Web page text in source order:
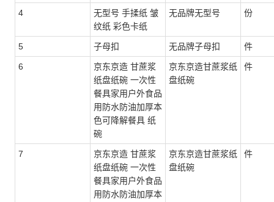
4
无型号 手揉纸 皱
纹纸 彩色卡纸
无品牌无型号 份
5 子母扣 无品牌子母扣 件
6
京东京造 甘蔗浆
纸盘纸碗 一次性
餐具家用户外食品
用防水防油加厚本
色可降解餐具 纸
碗
京东京造甘蔗浆纸
盘纸碗
件
7
京东京造 甘蔗浆
纸盘纸碗 一次性
餐具家用户外食品
用防水防油加厚本
京东京造甘蔗浆纸
盘纸碗
件